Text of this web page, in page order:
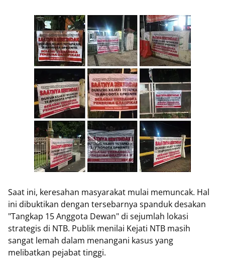
Saat ini, keresahan masyarakat mulai memuncak. Hal
ini dibuktikan dengan tersebarnya spanduk desakan
"Tangkap 15 Anggota Dewan" di sejumlah lokasi
strategis di NTB. Publik menilai Kejati NTB masih
sangat lemah dalam menangani kasus yang
melibatkan pejabat tinggi.